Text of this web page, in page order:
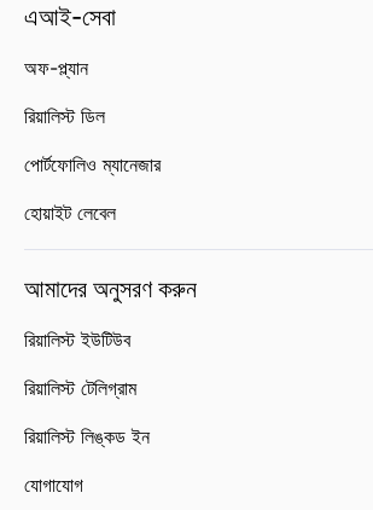
এআই-সেবা
অফ-প্ল্যান
রিয়ালিস্ট ডিল
পোর্টফোলিও ম্যানেজার
হোয়াইট লেবেল
আমাদের অনুসরণ করুন
রিয়ালিস্ট ইউটিউব
রিয়ালিস্ট টেলিগ্রাম
রিয়ালিস্ট লিঙ্কড ইন
যোগাযোগ